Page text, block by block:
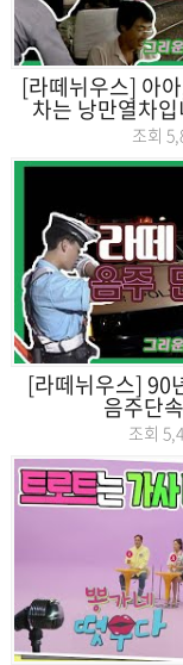
[라떼뉘우스] 아
차는 낭만열차
조회
[라떼뉘우스] 90
음주단
조회